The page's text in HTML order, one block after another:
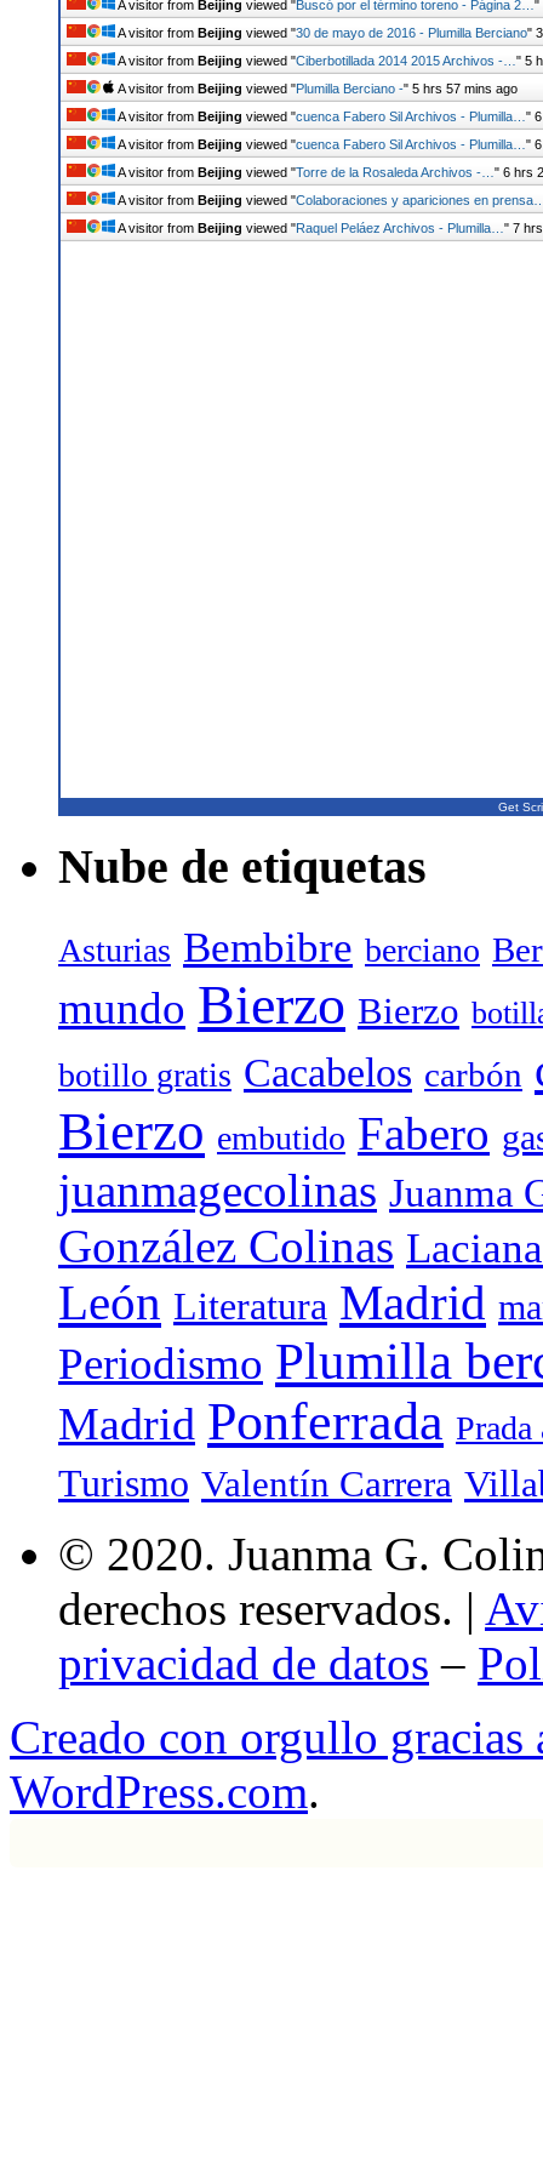
A visitor from Beijing viewed "Buscó por el término toreno - Página 2… "
A visitor from Beijing viewed "30 de mayo de 2016 - Plumilla Berciano"
A visitor from Beijing viewed "Ciberbotillada 2014 2015 Archivos -… " 5
A visitor from Beijing viewed "Plumilla Berciano -" 5 hrs 57 mins ago
A visitor from Beijing viewed "cuenca Fabero Sil Archivos - Plumilla… "
A visitor from Beijing viewed "cuenca Fabero Sil Archivos - Plumilla… "
A visitor from Beijing viewed "Torre de la Rosaleda Archivos -… " 6 hrs
A visitor from Beijing viewed "Colaboraciones y apariciones en
A visitor from Beijing viewed "Raquel Peláez Archivos - Plumilla… " 7
Get
Nube de etiquetas
Asturias Bembibre berciano
mundo Bierzo Bierzo
botillo gratis Cacabelos carbón
Bierzo embutido Fabero
juanmagecolinas Juanma
González Colinas Laciana
León Literatura Madrid
Periodismo Plumilla
Madrid Ponferrada Prada
Turismo Valentín Carrera
© 2020. Juanma G.
derechos reservados. |
privacidad de datos –
Creado con orgullo gracias
WordPress.com.